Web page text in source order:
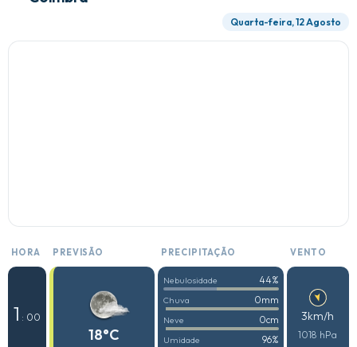
Quarta-feira, 12 Agosto
HORA PREVISÃO PRECIPITAÇÃO VENTO
1 : 00
18°C
Nebulosidade 44%
Chuva 0mm
Neve 0cm
Umidade 96%
3km/h
1018 hPa